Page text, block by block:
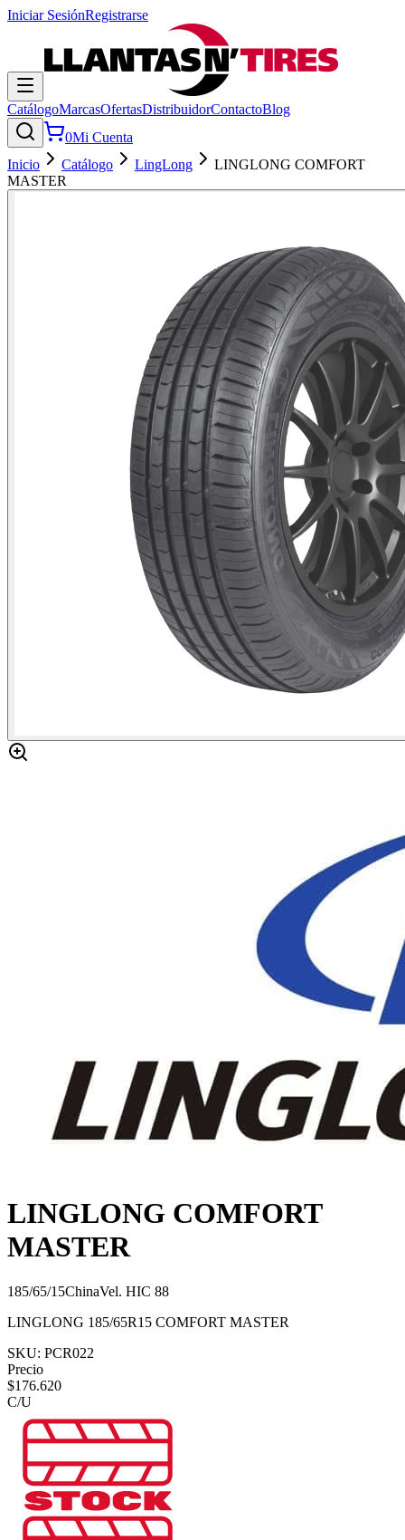
Iniciar SesiónRegistrarse
CatálogoMarcasOfertasDistribuidorContactoBlog
0Mi Cuenta
Inicio
Catálogo LingLong
LINGLONG COMFORT
MASTER
LINGLONG COMFORT
MASTER
185/65/15ChinaVel. HIC 88
LINGLONG 185/65R15 COMFORT MASTER
SKU: PCR022
Precio
$176.620
C/U